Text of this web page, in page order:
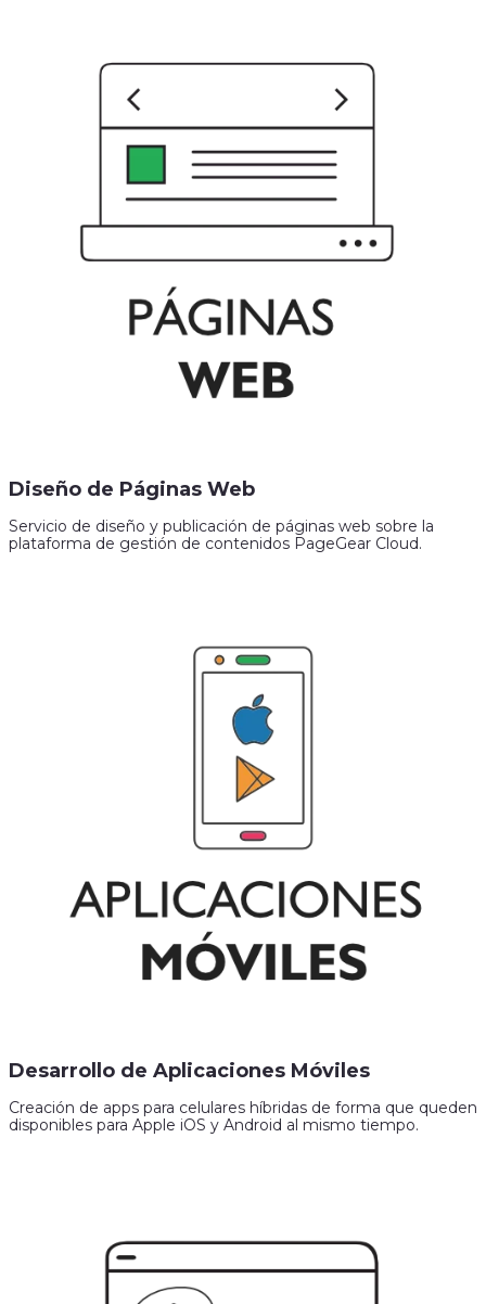
Diseño de Páginas Web
Servicio de diseño y publicación de páginas web sobre la
plataforma de gestión de contenidos PageGear Cloud.
Desarrollo de Aplicaciones Móviles
Creación de apps para celulares híbridas de forma que queden
disponibles para Apple iOS y Android al mismo tiempo.